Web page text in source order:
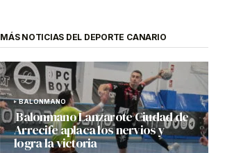
MÁS NOTICIAS DEL DEPORTE CANARIO
BALONMANO
Balonmano Lanzarote Ciudad de
Arrecife aplaca los nervios y
logra la victoria